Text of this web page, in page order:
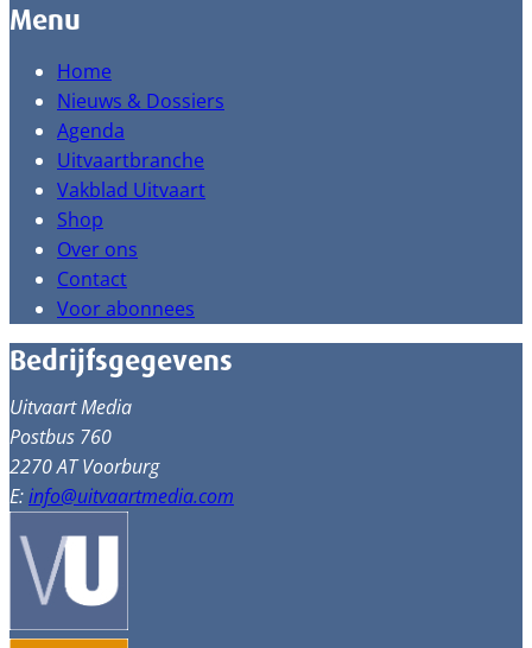
Menu
Home
Nieuws & Dossiers
Agenda
Uitvaartbranche
Vakblad Uitvaart
Shop
Over ons
Contact
Voor abonnees
Bedrijfsgegevens
Uitvaart Media
Postbus 760
2270 AT Voorburg
E:info@uitvaartmedia.com